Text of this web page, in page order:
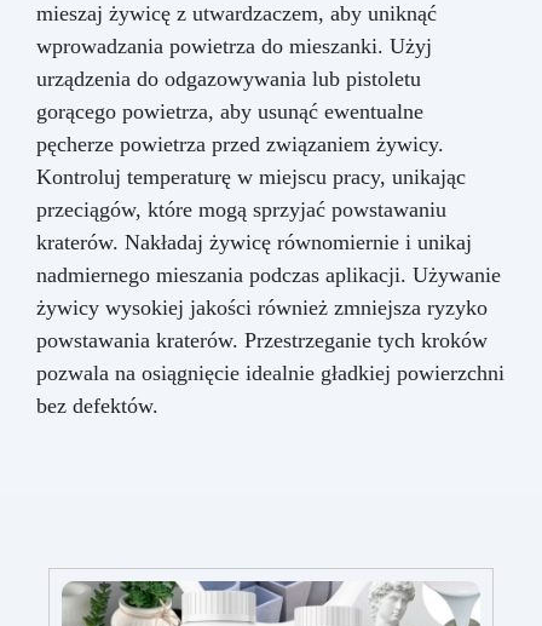
mieszaj żywicę z utwardzaczem, aby uniknąć
wprowadzania powietrza do mieszanki. Użyj
urządzenia do odgazowywania lub pistoletu
gorącego powietrza, aby usunąć ewentualne
pęcherze powietrza przed związaniem żywicy.
Kontroluj temperaturę w miejscu pracy, unikając
przeciągów, które mogą sprzyjać powstawaniu
kraterów. Nakładaj żywicę równomiernie i unikaj
nadmiernego mieszania podczas aplikacji. Używanie
żywicy wysokiej jakości również zmniejsza ryzyko
powstawania kraterów. Przestrzeganie tych kroków
pozwala na osiągnięcie idealnie gładkiej powierzchni
bez defektów.